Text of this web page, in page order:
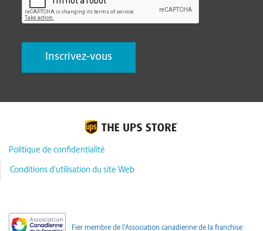
Politique de confidentialité
Conditions d’utilisation du site Web
Fier membre de l'Association canadienne de la franchise